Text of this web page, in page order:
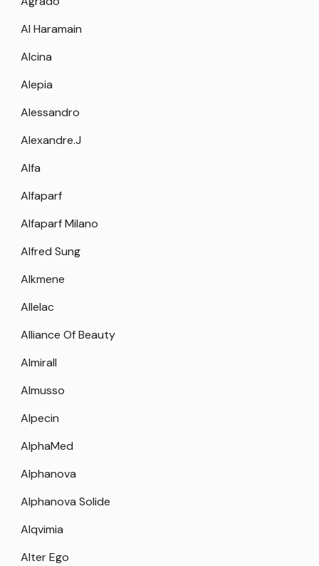
Al Haramain
Alcina
Alepia
Alessandro
Alexandre.J
Alfa
Alfaparf
Alfaparf Milano
Alfred Sung
Alkmene
Allelac
Alliance Of Beauty
Almirall
Almusso
Alpecin
AlphaMed
Alphanova
Alphanova Solide
Alqvimia
Alter Ego